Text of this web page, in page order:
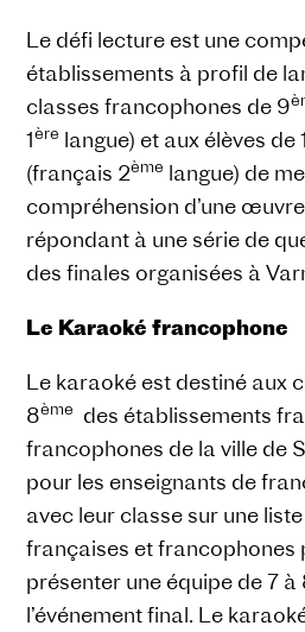
Le défi lecture est une
établissements à profil de
classes francophones de 9
1ère langue) et aux élèves de
(français 2ème langue) de
compréhension d’une
répondant à une série de
des finales organisées à
Le Karaoké francophone
Le karaoké est destiné aux
8ème des établissements
francophones de la ville de
pour les enseignants de
avec leur classe sur une
françaises et francophones
présenter une équipe de 7 à
l’événement final. Le